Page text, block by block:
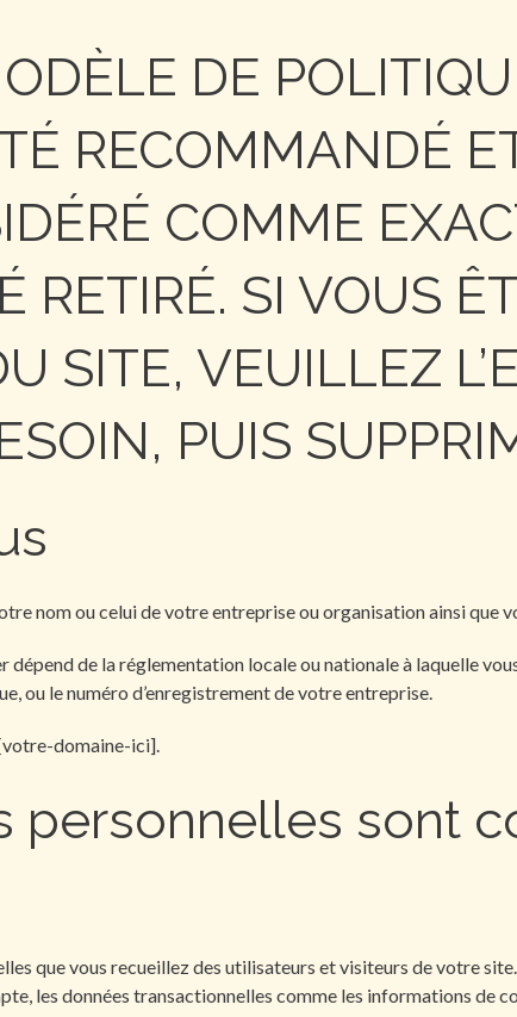
DE
RECOMMANDÉ
COMME
RETIRÉ. SI VOUS
SITE, VEUILLEZ
PUIS
nom ou celui de votre entreprise ou organisation ainsi que
de la réglementation locale ou nationale à laquelle
ou le numéro d’enregistrement de votre entreprise.
[votre-domaine-ici].
personnelles sont
que vous recueillez des utilisateurs et visiteurs de votre
les données transactionnelles comme les informations de